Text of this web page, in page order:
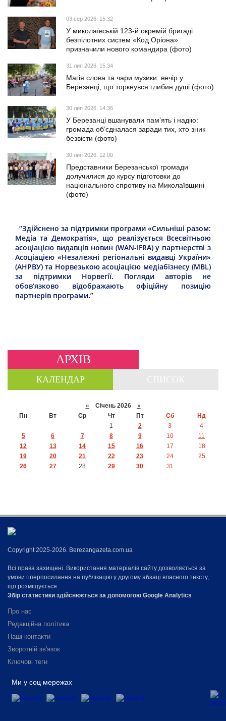
03 сер 2026, 15:32
У миколаївській 123-й окремій бригаді
безпілотних систем «Код Оріона»
призначили нового командира (фото)
31 лип 2026, 15:34
Магія слова та чари музики: вечір у
Березанці, що торкнувся глибин душі (фото)
30 лип 2026, 14:36
У Березанці вшанували пам’ять і надію:
громада об’єдналася заради тих, хто зник
безвісти (фото)
30 лип 2026, 12:00
Представники Березанської громади
долучилися до курсу підготовки до
національного спротиву на Миколаївщині
(фото)
“Здійснено за підтримки програми «Сильніші разом:
Медіа та Демократія», що реалізується Всесвітньою
асоціацією видавців новин (WAN-IFRA) у партнерстві з
Асоціацією «Незалежні регіональні видавці України»
(АНРВУ) та Норвезькою асоціацією медіабізнесу (MBL)
за підтримки Норвегії. Погляди авторів не
обов’язково відображають офіційну позицію
партнерів програми.”
АРХІВ
КАЛЕНДАР
« Січень 2026 »
Пн
Вт Ср Чт Пт Сб
Нд
1
2 3
4
5
6 7 8 9 10
11
12
13 14 15 16 17
18
19
20 21 22 23 24
25
26
27 28 29 30 31
Copyright 2025-2026. Berezangazeta.com.ua
Всі права захищені. Використання матеріалів сайту дозволяється за
умови гіперпосилання на публікацію у другому абзаці власного тексту,
що розміщується.
Збір статистики здійснюється за допомогою Google Analytics
Про нас
Редакційна політика
Наші контакти
Зворотній зв'язок
Ключові теги
Ми у соц мережах